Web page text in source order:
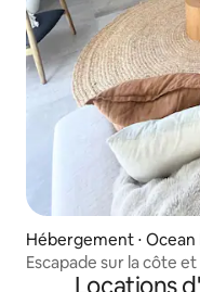
Hébergement ⋅ Ocean
Escapade sur la côte
Locations